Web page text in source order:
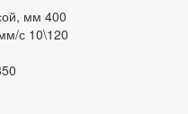
мм 400
с 10\120